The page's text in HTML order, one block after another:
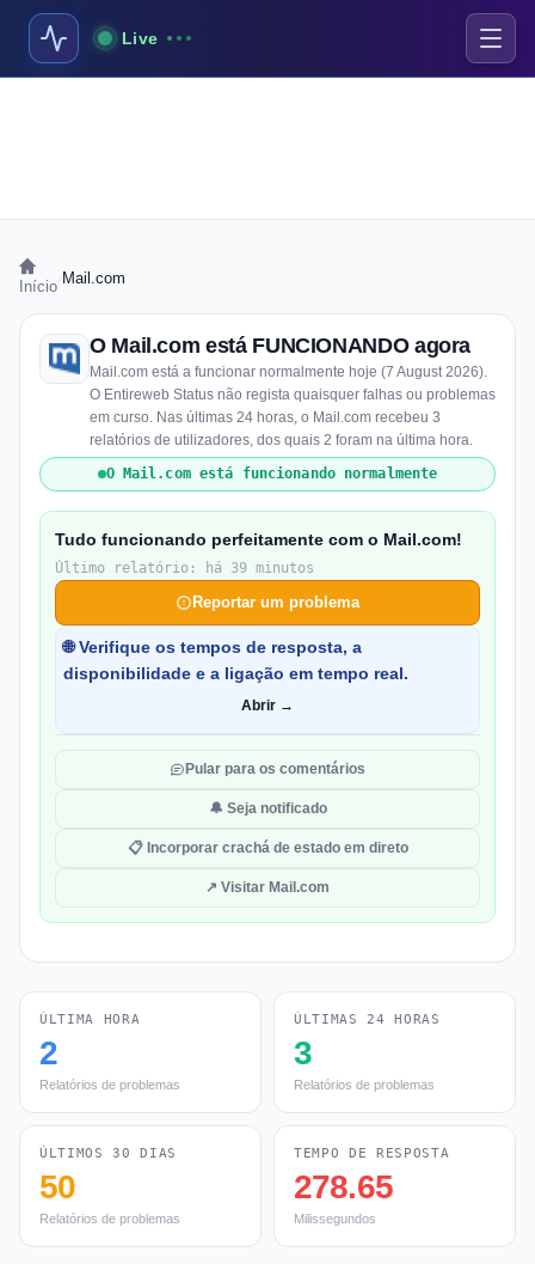
Live
Início Mail.com
O Mail.com está FUNCIONANDO agora
Mail.com está a funcionar normalmente hoje (7 August 2026).
O Entireweb Status não regista quaisquer falhas ou problemas
em curso. Nas últimas 24 horas, o Mail.com recebeu 3
relatórios de utilizadores, dos quais 2 foram na última hora.
O Mail.com está funcionando normalmente
Tudo funcionando perfeitamente com o Mail.com!
Último relatório: há 39 minutos
Reportar um problema
🌐 Verifique os tempos de resposta, a
disponibilidade e a ligação em tempo real.
Abrir →
Pular para os comentários
🔔 Seja notificado
📋 Incorporar crachá de estado em direto
↗ Visitar Mail.com
ÚLTIMA HORA
2
Relatórios de problemas
ÚLTIMAS 24 HORAS
3
Relatórios de problemas
ÚLTIMOS 30 DIAS
50
Relatórios de problemas
TEMPO DE RESPOSTA
278.65
Milissegundos